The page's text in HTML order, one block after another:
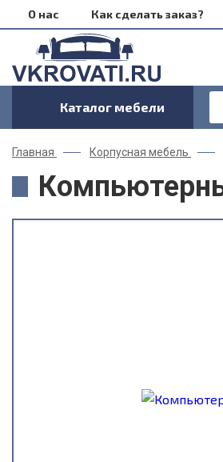
О нас Как сделать заказ?
Каталог мебели
Главная Корпусная мебель